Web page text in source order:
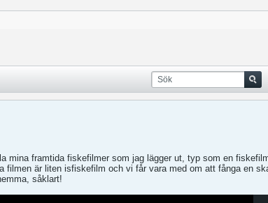
mina framtida fiskefilmer som jag lägger ut, typ som en
filmen är liten isfiskefilm och vi får vara med om att fånga en
såklart!